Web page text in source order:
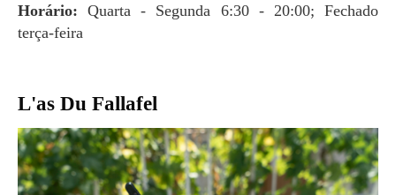
Horário:Quarta - Segunda 6:30 - 20:00; Fechado
terça-feira
L'as Du Fallafel